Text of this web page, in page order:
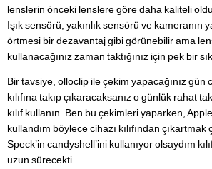
lenslerin önceki lenslere göre daha kaliteli
Işık sensörü, yakınlık sensörü ve kameranın
örtmesi bir dezavantaj gibi görünebilir ama
kullanacağınız zaman taktığınız için pek bir
Bir tavsiye, olloclip ile çekim yapacağınız gün
kılıfına takıp çıkaracaksanız o günlük rahat
kılıf kullanın. Ben bu çekimleri yaparken,
kullandım böylece cihazı kılıfından
Speck’in candyshell’ini kullanıyor olsaydım
uzun sürecekti.